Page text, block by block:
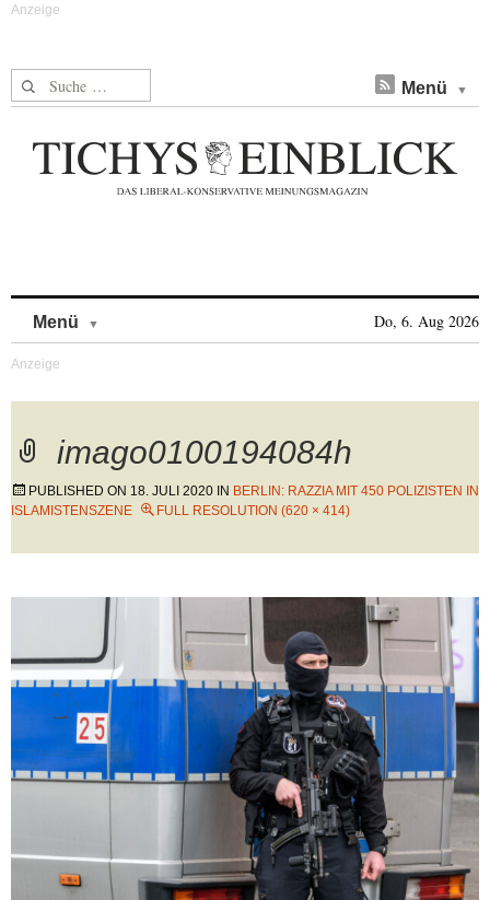
Suche nach: Menü
Menü Do, 6. Aug 2026
imago0100194084h
PUBLISHED ON 18. JULI 2020 IN BERLIN: RAZZIA MIT 450 POLIZISTEN IN
ISLAMISTENSZENE
FULL RESOLUTION (620 × 414)